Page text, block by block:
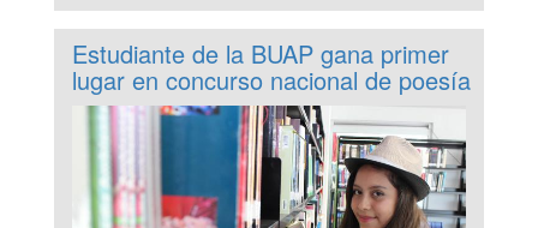
Estudiante de la BUAP gana primer
lugar en concurso nacional de poesía